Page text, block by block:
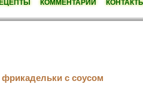
КОММЕНТАРИИ